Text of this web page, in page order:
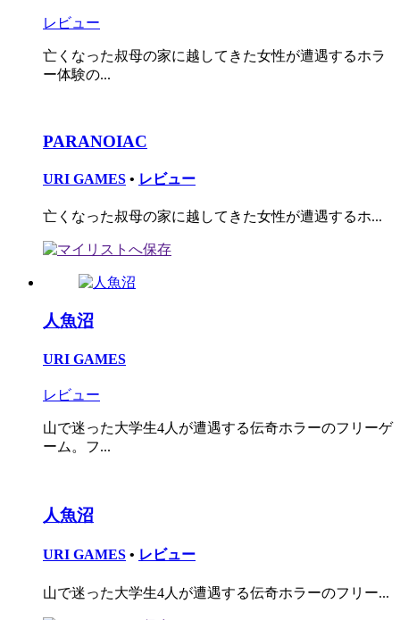
レビュー
亡くなった叔母の家に越してきた女性が遭遇するホラ
ー体験の...
PARANOIAC
URI GAMES • レビュー
亡くなった叔母の家に越してきた女性が遭遇するホ...
人魚沼
URI GAMES
レビュー
山で迷った大学生4人が遭遇する伝奇ホラーのフリーゲ
ーム。フ...
人魚沼
URI GAMES • レビュー
山で迷った大学生4人が遭遇する伝奇ホラーのフリー...